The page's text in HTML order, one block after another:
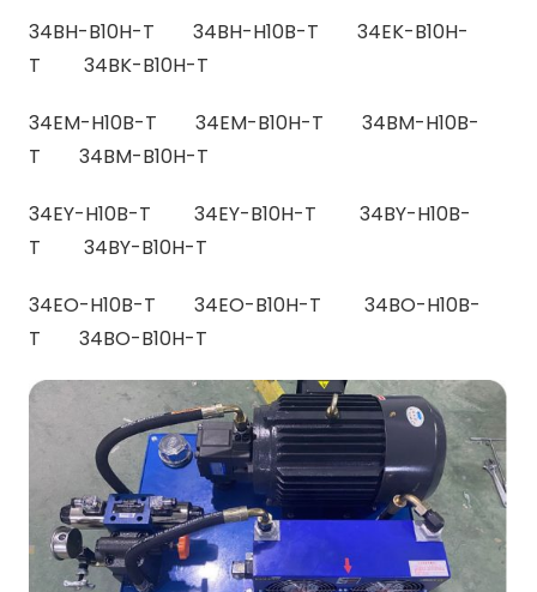
34BH-B10H-T 34BH-H10B-T 34EK-B10H-
T 34BK-B10H-T
34EM-H10B-T 34EM-B10H-T 34BM-H10B-
T 34BM-B10H-T
34EY-H10B-T 34EY-B10H-T 34BY-H10B-
T 34BY-B10H-T
34EO-H10B-T 34EO-B10H-T 34BO-H10B-
T 34BO-B10H-T